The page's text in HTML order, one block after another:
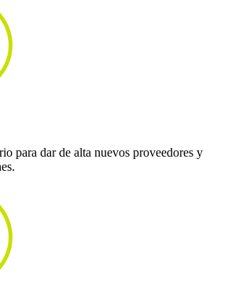
para dar de alta nuevos proveedores y